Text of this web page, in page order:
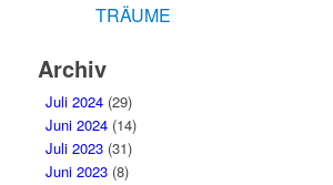
TRÄUME
Archiv
Juli 2024(29)
Juni 2024(14)
Juli 2023(31)
Juni 2023(8)